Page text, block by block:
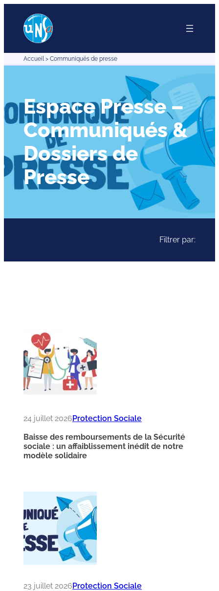
contenu
Accueil> Communiqués de presse
Espace Presse –
Communiqués &
Dossiers de
Presse
Filtrer par:
24 juillet 2026Protection Sociale
Baisse des remboursements de la Sécurité
sociale : un affaiblissement inédit de notre
modèle solidaire
23 juillet 2026Protection Sociale